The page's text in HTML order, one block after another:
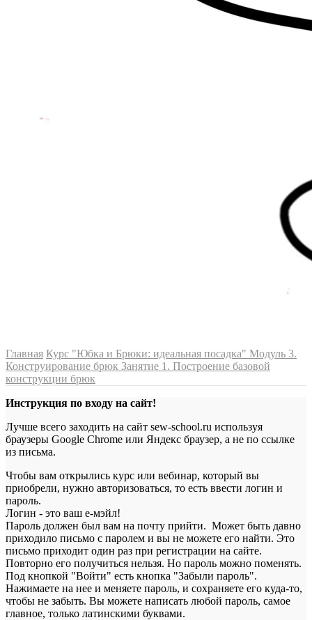
Главная Курс "Юбка и Брюки: идеальная посадка" Модуль 3.
Конструирование брюк Занятие 1. Построение базовой
конструкции брюк
Инструкция по входу на сайт!
Лучше всего заходить на сайт sew-school.ru используя
браузеры Google Chrome или Яндекс браузер, а не по ссылке
из письма.
Чтобы вам открылись курс или вебинар, который вы
приобрели, нужно авторизоваться, то есть ввести логин и
пароль.
Логин - это ваш е-мэйл!
Пароль должен был вам на почту прийти. Может быть давно
приходило письмо с паролем и вы не можете его найти. Это
письмо приходит один раз при регистрации на сайте.
Повторно его получиться нельзя. Но пароль можно поменять.
Под кнопкой "Войти" есть кнопка "Забыли пароль".
Нажимаете на нее и меняете пароль, и сохраняете его куда-то,
чтобы не забыть. Вы можете написать любой пароль, самое
главное, только латинскими буквами.